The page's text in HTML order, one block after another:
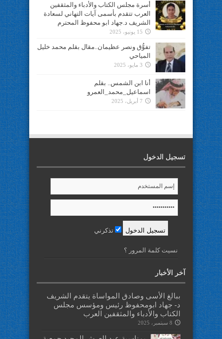
أسرة مجلس الكتاب والأدباء والمثقفين
العرب تتقدم بأسمى آيات التهاني لسعادة
الشريف د.جهاد ابو محفوظ المحترم
15 يونيو، 2025
تفوُّق ونصر عظيمان..مقال بقلم محمد خليل
المياحي
3 مايو، 2025
أنا ابن الشمس.. بقلم
اسماعيل_محمد_العمرو
7 أبريل، 2025
تسجيل الدخول
تذكرني
نسيت كلمة المرور ؟
آخر الأخبار
ببالغ الأسى وصادق المواساة يتقدم الشريف
د- جهاد ابومحفوظ رئيس ومؤسس مجلس
الكتاب والأدباء والمثقفين العرب
8 سبتمبر، 2025